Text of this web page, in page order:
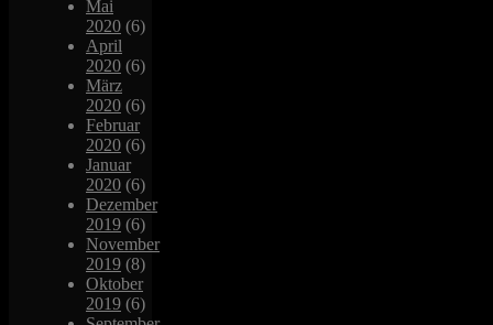
Mai
2020 (6)
April
2020 (6)
März
2020 (6)
Februar
2020 (6)
Januar
2020 (6)
Dezember
2019 (6)
November
2019 (8)
Oktober
2019 (6)